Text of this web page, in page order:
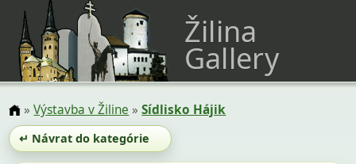
Žilina
Gallery
»Výstavba v Žiline »Sídlisko Hájik
↵ Návrat do kategórie